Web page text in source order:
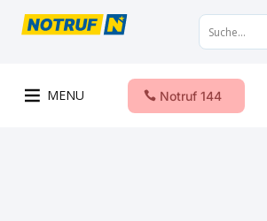
MENU Notruf 144